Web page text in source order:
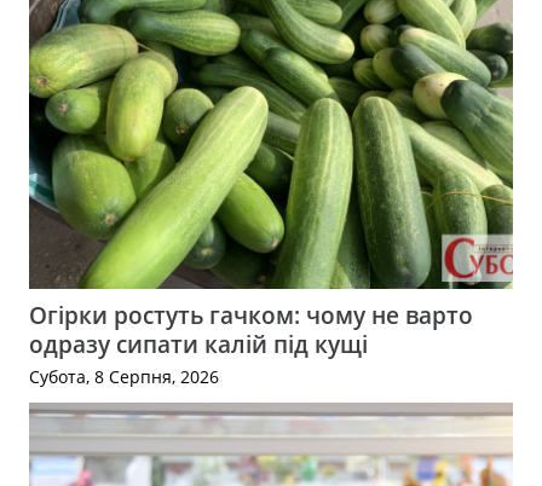
Огірки ростуть гачком: чому не варто
одразу сипати калій під кущі
Субота, 8 Серпня, 2026